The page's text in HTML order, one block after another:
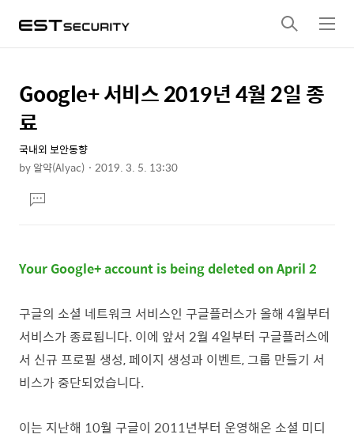
검
색
메
뉴
상
세
컨
텐
본
문
제
목
Google+ 서비스 2019년 4월 2일 종
료
국내외 보안동향
by알약(Alyac) 2019. 3. 5. 13:30
문댓
글
Your Google+ account is being deleted on April 2
구글의 소셜 네트워크 서비스인 구글플러스가 올해 4월부터
서비스가 종료됩니다. 이에 앞서 2월 4일부터 구글플러스에
서 신규 프로필 생성, 페이지 생성과 이벤트, 그룹 만들기 서
비스가 중단되었습니다.
이는 지난해 10월 구글이 2011년부터 운영해온 소셜 미디